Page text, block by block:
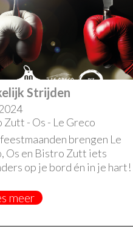
Strijden
Zutt - Os - Le Greco
brengen Le
Os en Bistro Zutt iets
op je bord én in je hart!
meer